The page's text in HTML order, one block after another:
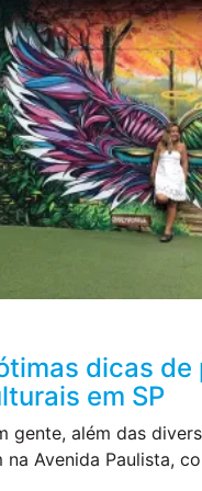
dicas de
em SP
gente, além das
na Avenida Paulista,